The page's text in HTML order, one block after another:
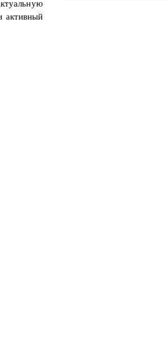
активный